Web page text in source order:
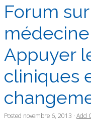
Forum
Appuyer
cliniques
Posted novembre 6, 2013 · Add